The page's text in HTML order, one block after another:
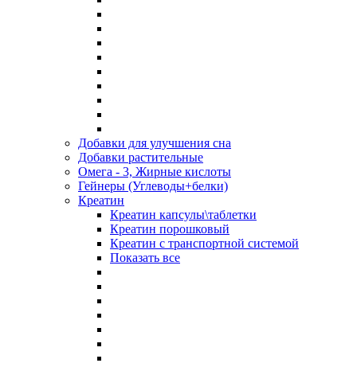
Добавки для улучшения сна
Добавки растительные
Омега - 3, Жирные кислоты
Гейнеры (Углеводы+белки)
Креатин
Креатин капсулы\таблетки
Креатин порошковый
Креатин с транспортной системой
Показать все